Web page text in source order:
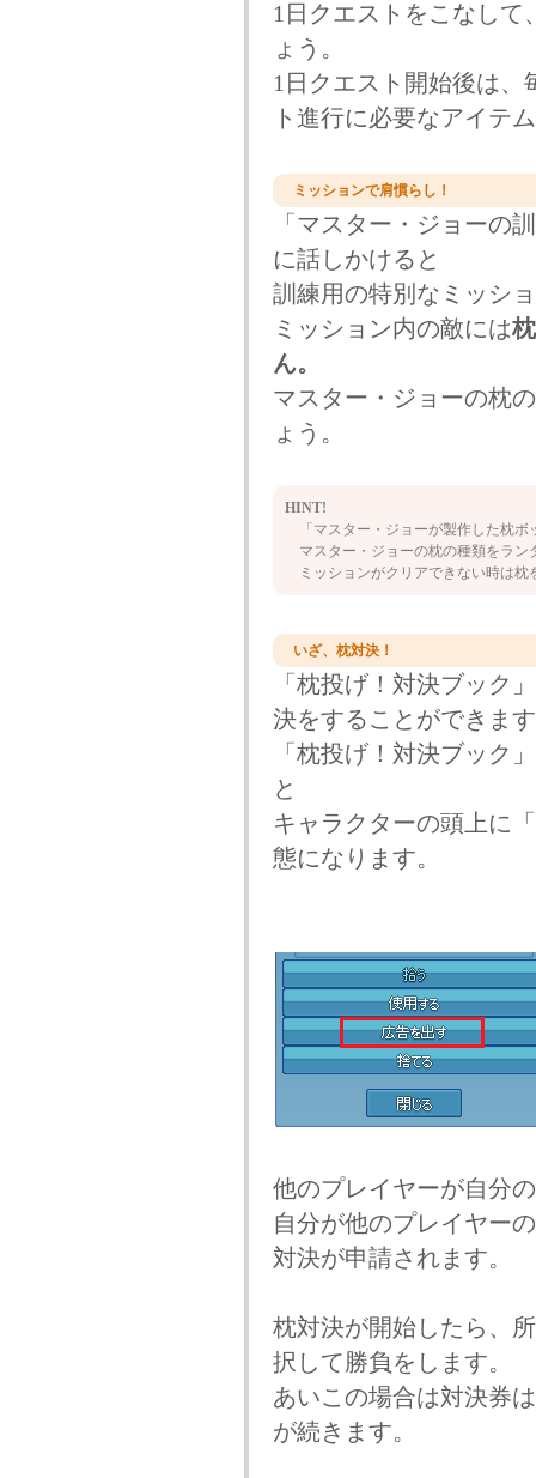
1日クエストをこなし
ょう。
1日クエスト開始後は、
ト進行に必要なアイテ
ミッションで肩慣らし！
「マスター・ジョーの
に話しかけると
訓練用の特別なミッシ
ミッション内の敵には
ん。
マスター・ジョーの枕
ょう。
HINT!
「マスター・ジョーが製作した枕ボ
マスター・ジョーの枕の種類をラン
ミッションがクリアできない時は枕
いざ、枕対決！
「枕投げ！対決ブック
決をすることができま
「枕投げ！対決ブック
と
キャラクターの頭上に
態になります。
他のプレイヤーが自分
自分が他のプレイヤー
対決が申請されます。
枕対決が開始したら、
択して勝負をします。
あいこの場合は対決券
が続きます。